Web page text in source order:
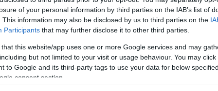
of your personal information by third parties on the IAB’s list of
This information may also be disclosed by us to third parties on the
Participants that may further disclose it to other third parties.
that this website/app uses one or more Google services and may
but not limited to your visit or usage behaviour. You may
to Google and its third-party tags to use your data for below
consent section.
για σχόλιο.
ευρείας ατράκτου αποκλειστικά
A350 και παλαιότερα Airbus A330.
με την Boeing, φαίνεται ότι
ώστε να διατηρήσει την ομοιογένεια
23:03
22:32